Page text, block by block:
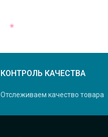
КОНТРОЛЬ КАЧЕСТВА
Отслеживаем качество товара